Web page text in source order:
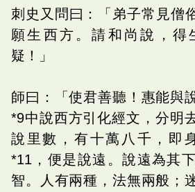
刺史又問曰：「弟子常見僧
願生西方。請和尚說，得
疑！」
師曰：「使君善聽！惠能與
*9中說西方引化經文，分明
說里數，有十萬八千，即
*11，便是說遠。說遠為其
智。人有兩種，法無兩般；